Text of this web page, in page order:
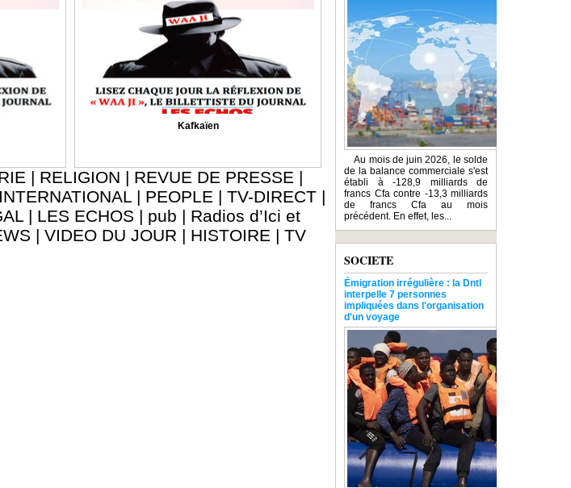
Kafkaïen
| RELIGION | REVUE DE PRESSE |
INTERNATIONAL | PEOPLE | TV-DIRECT |
| LES ECHOS | pub | Radios d’Ici et
| VIDEO DU JOUR | HISTOIRE | TV
Au mois de juin 2026, le solde
de la balance commerciale s'est
établi à -128,9 milliards de
francs Cfa contre -13,3 milliards
de francs Cfa au mois
précédent. En effet, les...
SOCIETE
Émigration irrégulière : la Dntl
interpelle 7 personnes
impliquées dans l'organisation
d'un voyage